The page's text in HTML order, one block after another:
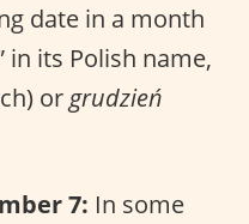
date in a month
in its Polish name,
or grudzień
7: In some